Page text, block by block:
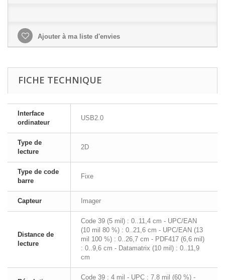
Ajouter à ma liste d'envies
FICHE TECHNIQUE
Interface
ordinateur
USB2.0
Type de
lecture
2D
Type de code
barre
Fixe
Capteur Imager
Distance de
lecture
Code 39 (5 mil) : 0..11,4 cm - UPC/EAN
(10 mil 80 %) : 0..21,6 cm - UPC/EAN (13
mil 100 %) : 0..26,7 cm - PDF417 (6,6 mil)
: 0..9,6 cm - Datamatrix (10 mil) : 0..11,9
cm
Code 39 : 4 mil - UPC : 7.8 mil (60 %) -